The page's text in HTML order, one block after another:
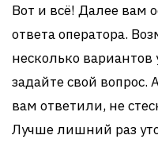
Вот и всё! Далее вам
ответа оператора.
несколько
задайте свой
вам ответили, не
Лучше лишний раз